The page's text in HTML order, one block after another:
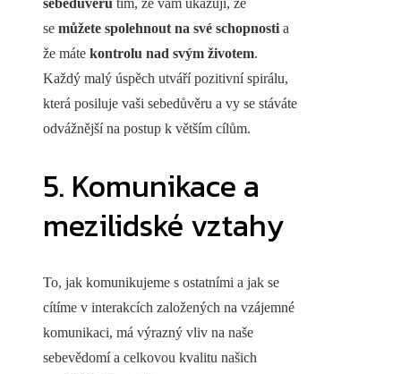
sebedůvěru tím, že vám ukazují, že
se můžete spolehnout na své schopnosti a
že máte kontrolu nad svým životem.
Každý malý úspěch utváří pozitivní spirálu,
která posiluje vaši sebedůvěru a vy se stáváte
odvážnější na postup k větším cílům.
5. Komunikace a
mezilidské vztahy
To, jak komunikujeme s ostatními a jak se
cítíme v interakcích založených na vzájemné
komunikaci, má výrazný vliv na naše
sebevědomí a celkovou kvalitu našich